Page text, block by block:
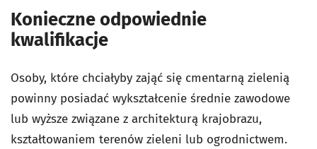
Konieczne odpowiednie
kwalifikacje
Osoby, które chciałyby zająć się cmentarną zielenią
powinny posiadać wykształcenie średnie zawodowe
lub wyższe związane z architekturą krajobrazu,
kształtowaniem terenów zieleni lub ogrodnictwem.